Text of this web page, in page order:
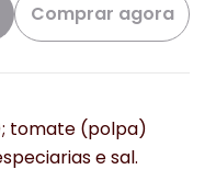
Comprar agora
tomate (polpa)
e sal.